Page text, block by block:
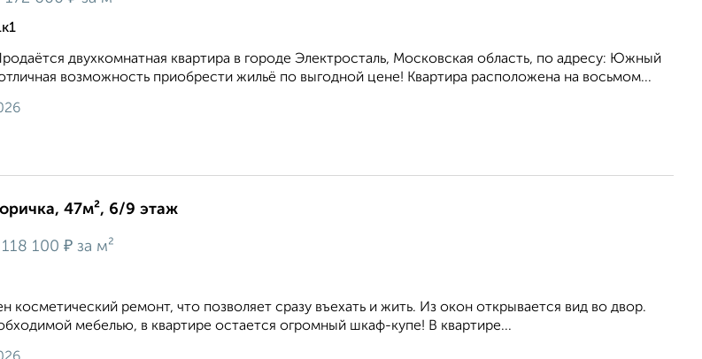
двухкомнатная квартира в городе Электросталь, Московская область, по адресу: Южный
возможность приобрести жильё по выгодной цене! Квартира расположена на восьмом...
47м², 6/9 этаж
118 100 ₽ за м²
косметический ремонт, что позволяет сразу въехать и жить. Из окон открывается вид во двор.
мебелью, в квартире остается огромный шкаф-купе! В квартире...